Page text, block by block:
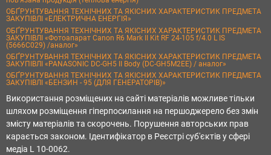
ОБҐРУНТУВАННЯ ТЕХНІЧНИХ ТА ЯКІСНИХ ХАРАКТЕРИСТИК ПРЕДМЕТА
ЗАКУПІВЛІ «ЕЛЕКТРИЧНА ЕНЕРГІЯ»
ОБҐРУНТУВАННЯ ТЕХНІЧНИХ ТА ЯКІСНИХ ХАРАКТЕРИСТИК ПРЕДМЕТА
ЗАКУПІВЛІ «Фотоапарат Canon R6 Mark II Kit RF 24-105 f/4.0 L IS
(5666C029) /аналог»
ОБҐРУНТУВАННЯ ТЕХНІЧНИХ ТА ЯКІСНИХ ХАРАКТЕРИСТИК ПРЕДМЕТА
ЗАКУПІВЛІ «PANASONIC DC-GH5 II Body (DC-GH5M2EE) / аналог»
ОБҐРУНТУВАННЯ ТЕХНІЧНИХ ТА ЯКІСНИХ ХАРАКТЕРИСТИК ПРЕДМЕТА
ЗАКУПІВЛІ «БЕНЗИН - 95 (ДЛЯ ГЕНЕРАТОРІВ)»
Використання розміщених на сайті матеріалів можливе тільки
шляхом розміщення гіперпосилання на першоджерело без змін
змісту матеріалів та скорочень. Порушення авторських прав
карається законом. Ідентифікатор в Реєстрі суб'єктів у сфері
медіа L 10-0062.